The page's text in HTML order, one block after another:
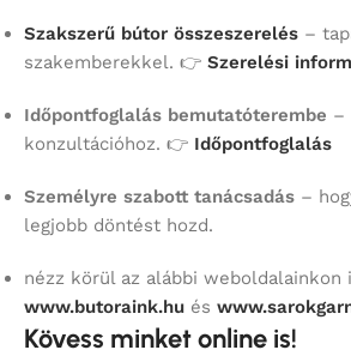
Szakszerű bútor összeszerelés –
szakemberekkel. 👉 Szerelési
Időpontfoglalás bemutatóterembe –
konzultációhoz. 👉 Időpontfoglalás
Személyre szabott tanácsadás –
legjobb döntést hozd.
nézz körül az alábbi weboldalainkon
www.butoraink.hu és
Kövess minket online is!